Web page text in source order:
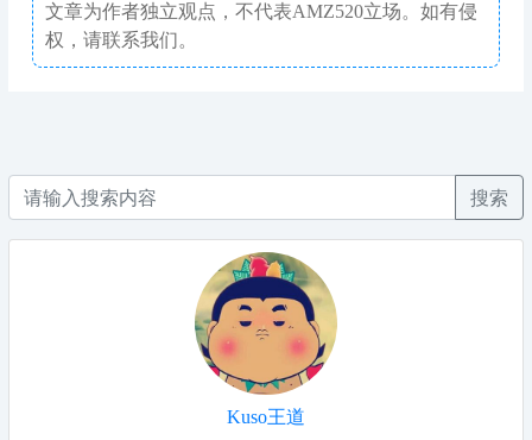
文章为作者独立观点，不代表AMZ520立场。如有侵
权，请联系我们。
搜索
Kuso王道